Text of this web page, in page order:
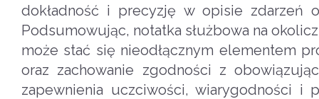
dokładność i precyzję w opisie zdarzeń
Podsumowując, notatka służbowa na
może stać się nieodłącznym elementem
oraz zachowanie zgodności z
zapewnienia uczciwości, wiarygodności i